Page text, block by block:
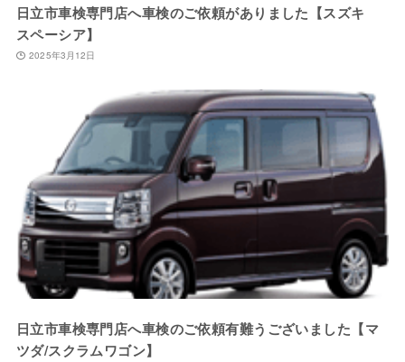
日立市車検専門店へ車検のご依頼がありました【スズキ
スペーシア】
2025年3月12日
日立市車検専門店へ車検のご依頼有難うございました【マ
ツダ/スクラムワゴン】